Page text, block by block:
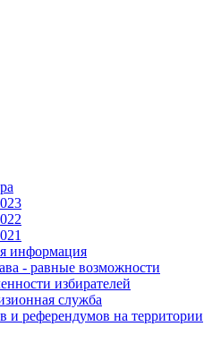
информация
- равные возможности
избирателей
служба
и референдумов на территории